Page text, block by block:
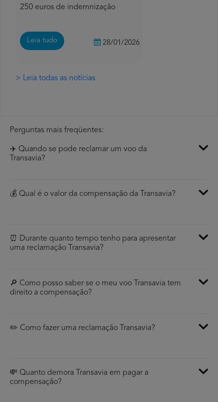
250 euros de indemnização
Leia tudo 28/01/2026
> Leia todas as notícias
Perguntas mais freqüentes:
✈️ Quando se pode reclamar um voo da
Transavia?
💰 Qual é o valor da compensação da Transavia?
⏰ Durante quanto tempo tenho para apresentar
uma reclamação Transavia?
🔎 Como posso saber se o meu voo Transavia tem
direito a compensação?
✏️ Como fazer uma reclamação Transavia?
💸 Quanto demora Transavia em pagar a
compensação?